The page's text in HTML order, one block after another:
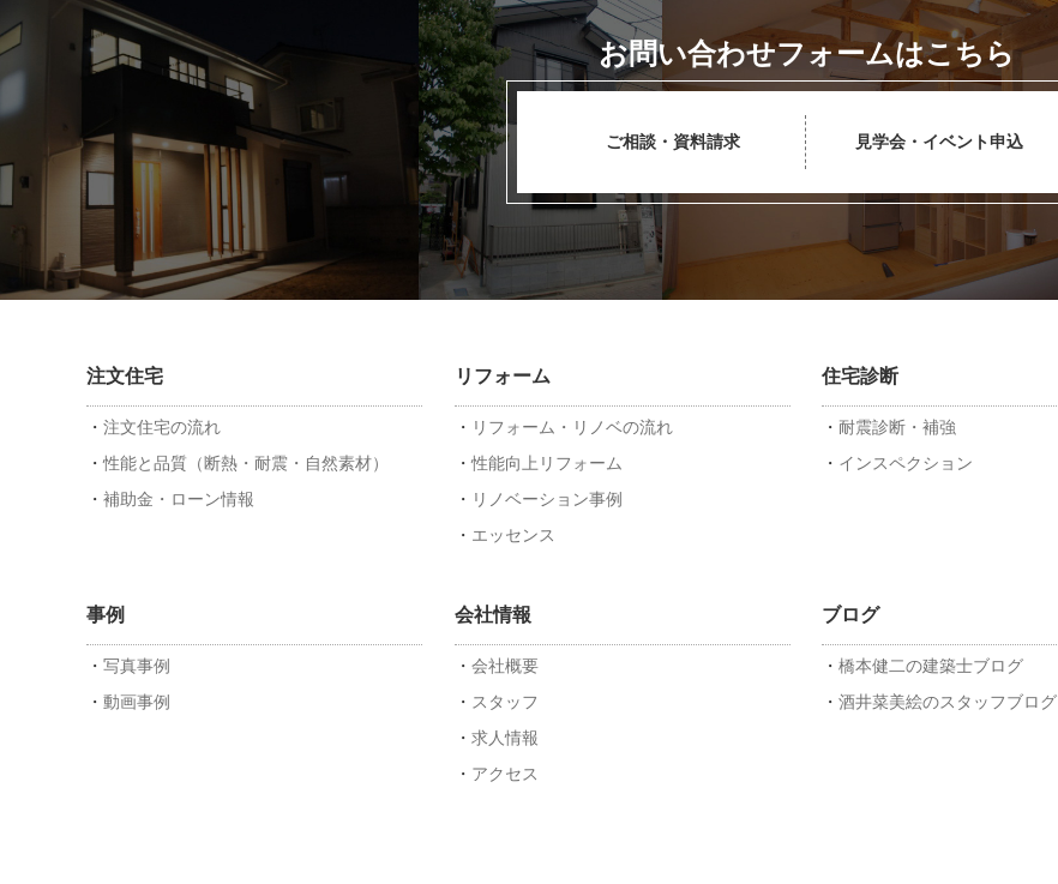
お問い合わせフォームはこちら
ご相談・資料請求 見学会・イベント申込
注文住宅
注文住宅の流れ
性能と品質（断熱・耐震・自然素材）
補助金・ローン情報
リフォーム
リフォーム・リノベの流れ
性能向上リフォーム
リノベーション事例
エッセンス
住宅診断
耐震診断・補強
インスペクション
事例
写真事例
動画事例
会社情報
会社概要
スタッフ
求人情報
アクセス
ブログ
橋本健二の建築士ブログ
酒井菜美絵のスタッフブログ